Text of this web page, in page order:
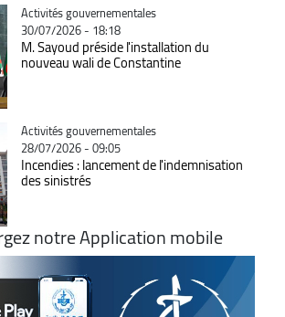
Catégorie
Activités gouvernementales
30/07/2026 - 18:18
M. Sayoud préside l'installation du
nouveau wali de Constantine
Catégorie
Activités gouvernementales
28/07/2026 - 09:05
Incendies : lancement de l'indemnisation
des sinistrés
notre Application mobile